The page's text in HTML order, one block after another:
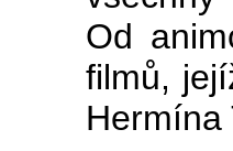
Od
filmů,
Hermína